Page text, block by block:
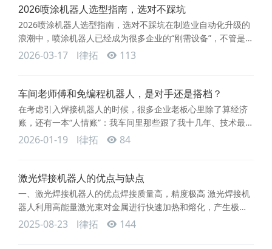
的“录放”，它里面藏着让老师傅都竖大拇指的真“科技”。咱们就
来掰开揉碎说说，它到底是怎么工作的。首先，它确实需
要“教”，但这个
2026喷涂机器人选型指南，选对不踩坑
2026喷涂机器人选型指南，选对不踩坑在制造业自动化升级的
浪潮中，喷涂机器人已经成为很多企业的“刚需设备”，不管是汽
车零部件、家电外壳，还是家具、3C产品，都能看到它的身
到适合自己的设备。今天这篇文章，就用大白话给大家讲清
楚，喷涂机器人该怎么选，小白也能轻松避开选型误区，选到
适配自己生产需求
2026-03-17 l律拓 113
车间老师傅和免编程机器人，是对手还是搭档？
在考虑引入焊接机器人的时候，很多企业老板心里除了算经济
账，还有一本“人情账”：我车间里那些跟了我十几年、技术最好
的焊工老师傅们怎么办？他们是会强烈抵制，觉得机器要来抢
经验来看，结论可能和很多人想的不一样：真正上手之后，免
编程焊接机器人最坚定的支持者和最佳使用者，往往就是这些
老师傅。他们之间
2026-01-19 l律拓 84
激光焊接机器人的优点与缺点
一、激光焊接机器人的优点焊接质量高，精度极高 激光焊接机
器人利用高能量激光束对金属进行快速加热和熔化，产生极小
的焊缝，并大大减少热影响区。这种精确的焊接方式能够实现
2025-08-23 l律拓 144